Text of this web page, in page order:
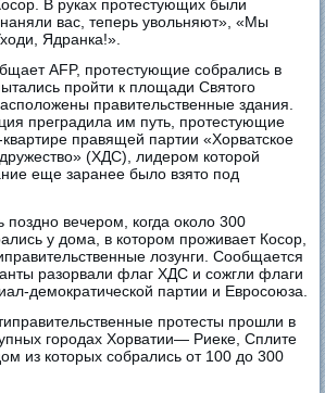
В руках протестующих были
вас, теперь увольняют», «Мы
Ядранка!».
AFP, протестующие собрались в
пройти к площади Святого
правительственные здания.
преградила им путь, протестующие
правящей партии «Хорватское
(ХДС), лидером которой
еще заранее было взято под
вечером, когда около 300
у дома, в котором проживает Косор,
лозунги. Сообщается
разорвали флаг ХДС и сожгли флаги
демократической партии и Евросоюза.
протесты прошли в
городах Хорватии— Риеке, Сплите
из которых собрались от 100 до 300